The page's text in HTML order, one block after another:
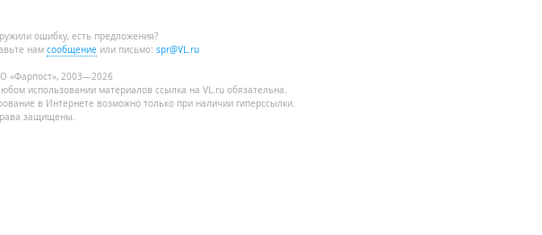
ошибку, есть предложения?
нам сообщение или письмо: spr@VL.ru
«Фарпост», 2003—2026
использовании материалов ссылка на VL.ru обязательна.
в Интернете возможно только при наличии гиперссылки.
защищены.